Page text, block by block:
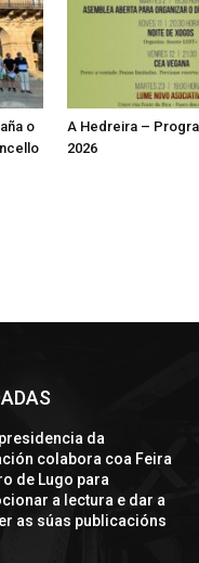
o
A Hedreira –
2026
da
colabora coa Feira
de Lugo para
a lectura e dar a
as súas publicacións